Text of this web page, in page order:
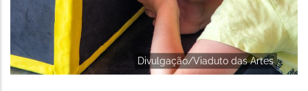
Divulgação/Viaduto das Artes